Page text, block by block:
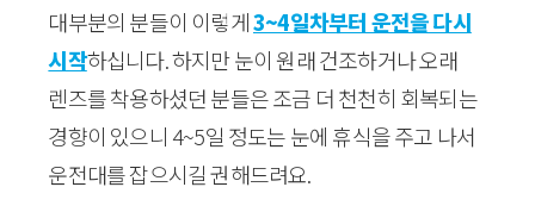
대부분의 분들이 이렇게3~4일차부터 운전을 다시
시작하십니다. 하지만 눈이 원래 건조하거나 오래
렌즈를 착용하셨던 분들은 조금 더 천천히 회복되는
경향이 있으니 4~5일 정도는 눈에 휴식을 주고 나서
운전대를 잡으시길 권해드려요.